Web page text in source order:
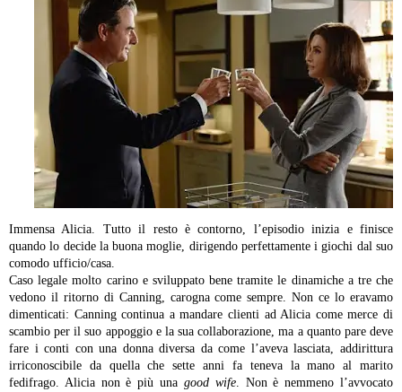
Immensa Alicia. Tutto il resto è contorno, l’episodio inizia e finisce
quando lo decide la buona moglie, dirigendo perfettamente i giochi dal suo
comodo ufficio/casa.
Caso legale molto carino e sviluppato bene tramite le dinamiche a tre che
vedono il ritorno di Canning, carogna come sempre. Non ce lo eravamo
dimenticati: Canning continua a mandare clienti ad Alicia come merce di
scambio per il suo appoggio e la sua collaborazione, ma a quanto pare deve
fare i conti con una donna diversa da come l’aveva lasciata, addirittura
irriconoscibile da quella che sette anni fa teneva la mano al marito
fedifrago. Alicia non è più una good wife. Non è nemmeno l’avvocato